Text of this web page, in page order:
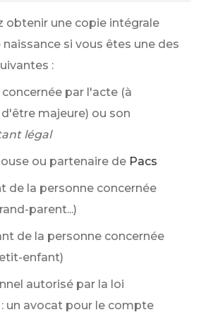
obtenir une copie intégrale
si vous êtes une des
:
par l'acte (à
majeure) ou son
légal
ou partenaire de Pacs
de la personne concernée
parent...)
de la personne concernée
enfant)
autorisé par la loi
un avocat pour le compte